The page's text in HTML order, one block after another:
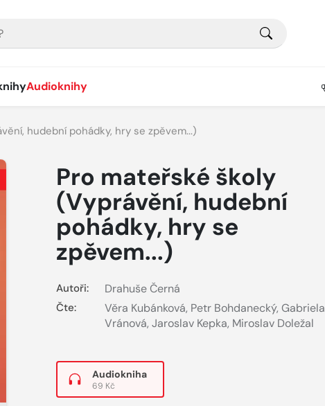
Audioknihy
hudební pohádky, hry se zpěvem...)
Pro mateřské školy
(Vyprávění, hudební
pohádky, hry se
zpěvem...)
Autoři: Drahuše Černá
Čte: Věra Kubánková, Petr Bohdanecký, Gabriela
Vránová, Jaroslav Kepka, Miroslav Doležal
Audiokniha
69 Kč